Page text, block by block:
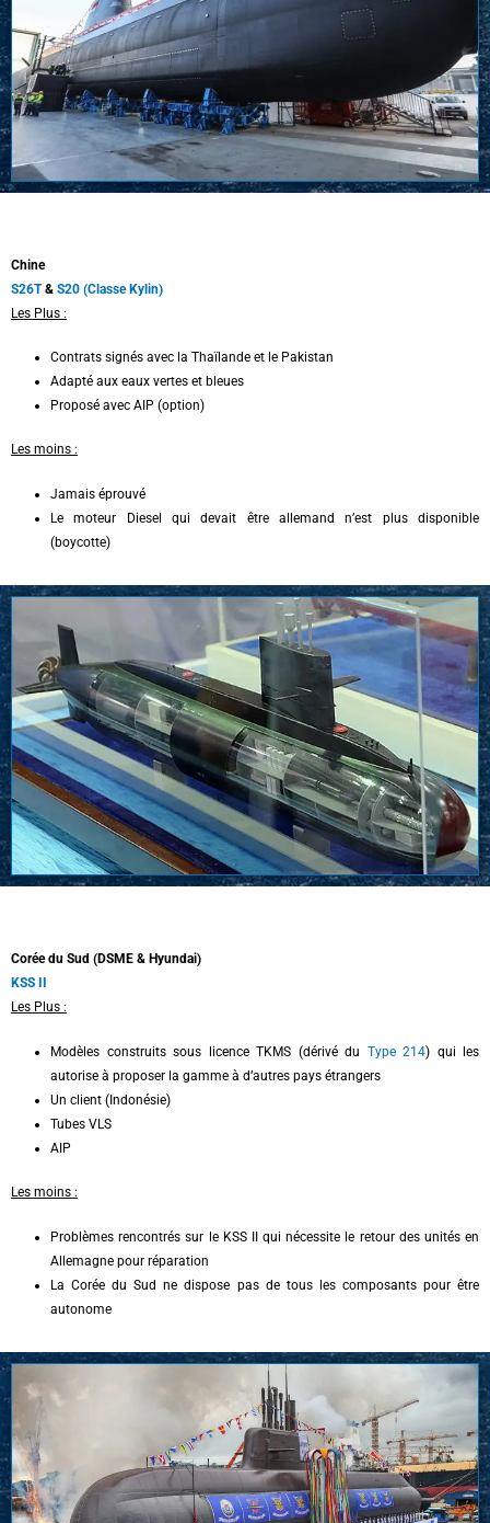
Chine
S26T& S20 (Classe Kylin)
Les Plus :
Contrats signés avec la Thaïlande et le Pakistan
Adapté aux eaux vertes et bleues
Proposé avec AIP (option)
Les moins :
Jamais éprouvé
Le moteur Diesel qui devait être allemand n’est plus disponible
(boycotte)
Corée du Sud (DSME & Hyundai)
KSS II
Les Plus :
Modèles construits sous licence TKMS (dérivé du Type 214) qui les
autorise à proposer la gamme à d’autres pays étrangers
Un client (Indonésie)
Tubes VLS
AIP
Les moins :
Problèmes rencontrés sur le KSS II qui nécessite le retour des unités en
Allemagne pour réparation
La Corée du Sud ne dispose pas de tous les composants pour être
autonome